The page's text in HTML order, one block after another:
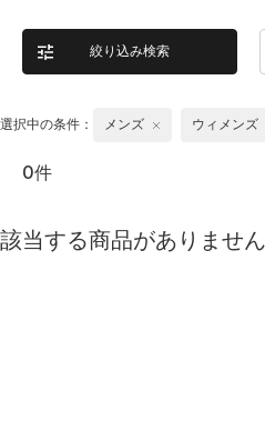
絞り込み検索
選択中の条件： メンズ ウィメンズ
0件
該当する商品がありません